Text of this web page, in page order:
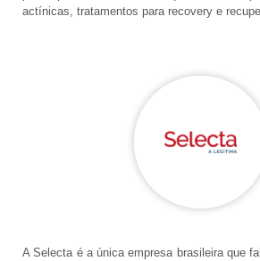
actínicas, tratamentos para recovery e
A Selecta é a única empresa brasileira que